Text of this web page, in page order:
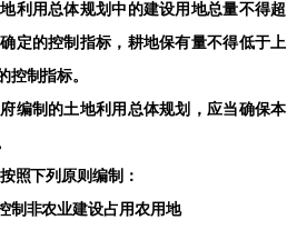
利用总体规划中的建设用地总量不得超
定的控制指标，耕地保有量不得低于上
控制指标。
编制的土地利用总体规划，应当确保本
照下列原则编制：
制非农业建设占用农用地